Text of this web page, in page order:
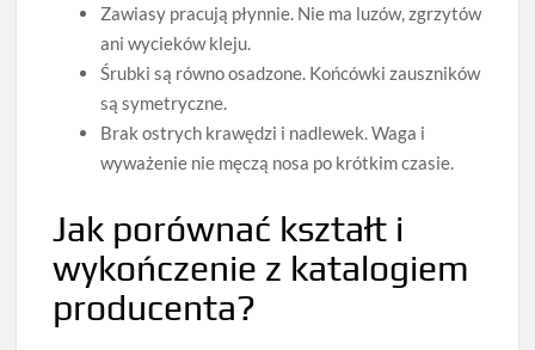
Zawiasy pracują płynnie. Nie ma luzów, zgrzytów
ani wycieków kleju.
Śrubki są równo osadzone. Końcówki zauszników
są symetryczne.
Brak ostrych krawędzi i nadlewek. Waga i
wyważenie nie męczą nosa po krótkim czasie.
Jak porównać kształt i
wykończenie z katalogiem
producenta?